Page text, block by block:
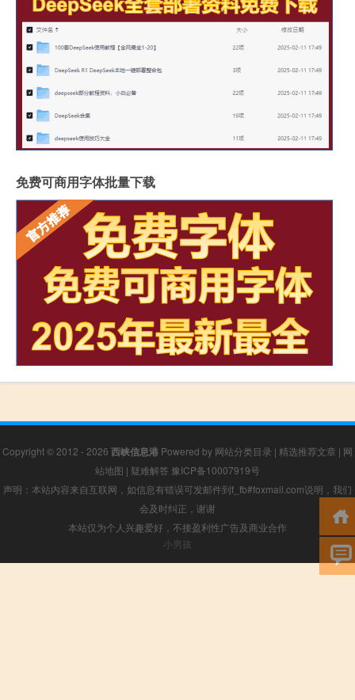
免费可商用字体批量下载
Copyright © 2012 - 2026 西峡信息港 Powered by 网站分类目录 | 精选推荐文章 | 网
站地图 | 疑难解答 豫ICP备10007919号
声明：本站内容来自互联网，如信息有错误可发邮件到f_fb#foxmail.com说明，我们
会及时纠正，谢谢
本站仅为个人兴趣爱好，不接盈利性广告及商业合作
小男孩